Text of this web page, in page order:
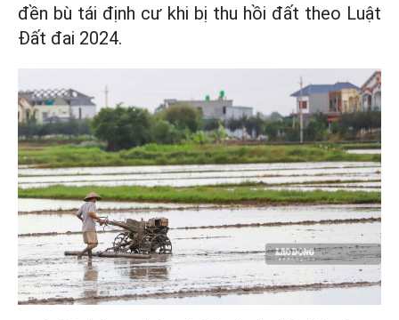
đền bù tái định cư khi bị thu hồi đất theo Luật
Đất đai 2024.